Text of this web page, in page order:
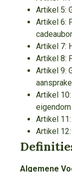
Artikel 5:
Artikel 6:
Artikel 7:
Artikel 8:
Artikel 9:
Artikel
eigendom
Artikel
Artikel
Algemene